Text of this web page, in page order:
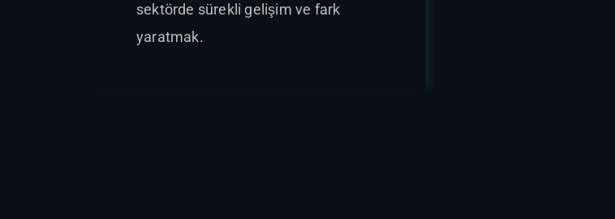
sektörde sürekli gelişim ve fark
yaratmak.